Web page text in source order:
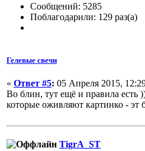
Сообщений: 5285
Поблагодарили: 129 раз(а)
Гелевые свечи
« Ответ #5: 05 Апреля 2015,
Во блин, тут ещё и правила есть
которые оживляют картинко - эт
TigrA_ST